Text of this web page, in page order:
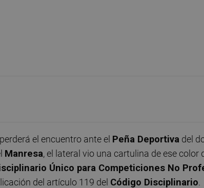
el encuentro ante el Peña Deportiva del
Manresa, el lateral vio una cartulina de ese color
Único para Competiciones No
del artículo 119 del Código Disciplinario.